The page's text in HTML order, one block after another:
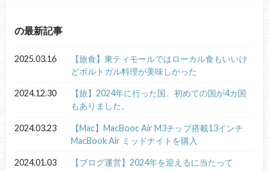
の最新記事
2025.03.16
【旅食】東ティモールではローカル食もいいけ
どポルトガル料理が美味しかった
2024.12.30
【旅】2024年に行った国。初めての国が4カ国
もありました。
2024.03.23
【Mac】MacBooc Air M3チップ搭載13インチ
MacBook Air ミッドナイトを購入
2024.01.03 【ブログ運営】2024年を迎えるに当たって